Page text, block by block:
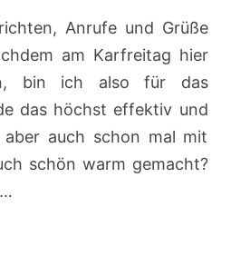
Anrufe und Grüße
am Karfreitag hier
bin ich also für das
das höchst effektiv und
auch schon mal mit
schön warm gemacht?